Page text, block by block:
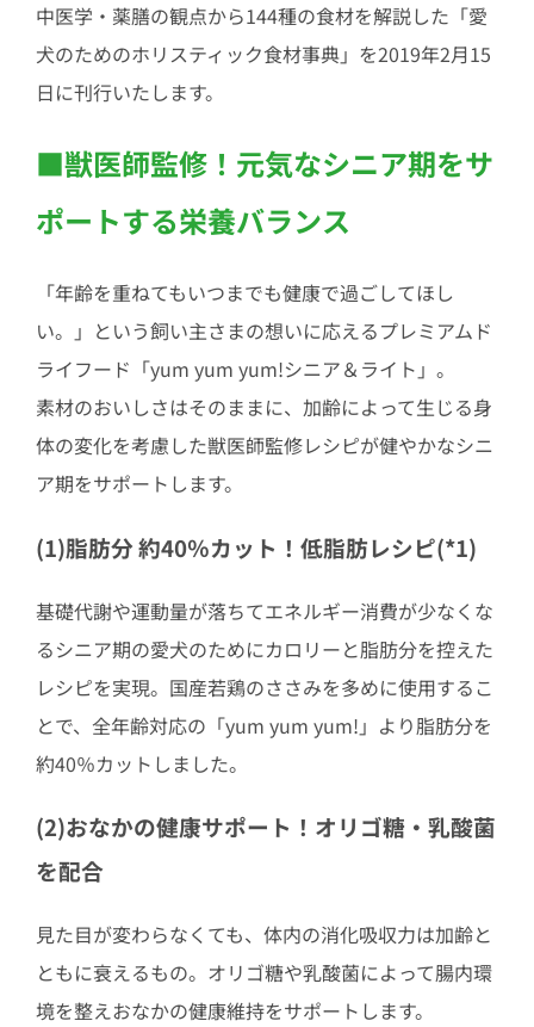
中医学・薬膳の観点から144種の食材を解説した「愛
犬のためのホリスティック食材事典」を2019年2月15
日に刊行いたします。
■獣医師監修！元気なシニア期をサ
ポートする栄養バランス
「年齢を重ねてもいつまでも健康で過ごしてほし
い。」という飼い主さまの想いに応えるプレミアムド
ライフード「yum yum yum!シニア＆ライト」。
素材のおいしさはそのままに、加齢によって生じる身
体の変化を考慮した獣医師監修レシピが健やかなシニ
ア期をサポートします。
(1)脂肪分 約40％カット！低脂肪レシピ(*1)
基礎代謝や運動量が落ちてエネルギー消費が少なくな
るシニア期の愛犬のためにカロリーと脂肪分を控えた
レシピを実現。国産若鶏のささみを多めに使用するこ
とで、全年齢対応の「yum yum yum!」より脂肪分を
約40％カットしました。
(2)おなかの健康サポート！オリゴ糖・乳酸菌
を配合
見た目が変わらなくても、体内の消化吸収力は加齢と
ともに衰えるもの。オリゴ糖や乳酸菌によって腸内環
境を整えおなかの健康維持をサポートします。